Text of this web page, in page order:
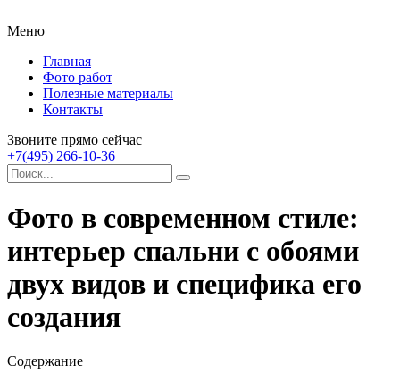
Меню
Главная
Фото работ
Полезные материалы
Контакты
Звоните прямо сейчас
+7(495) 266-10-36
Фото в современном стиле:
интерьер спальни с обоями
двух видов и специфика его
создания
Содержание